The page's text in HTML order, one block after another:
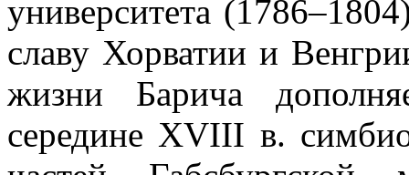
университета
славу Хорватии и
жизни Барича
середине XVIII в.